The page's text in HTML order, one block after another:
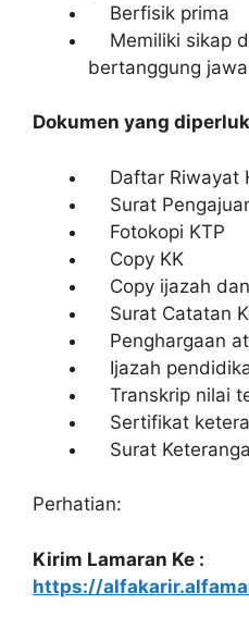
Berfisik prima
Memiliki sikap
bertanggung
Dokumen yang
Daftar Riwayat
Surat
Fotokopi KTP
Copy KK
Copy ijazah
Surat Catatan
Penghargaan
Ijazah
Transkrip nilai
Sertifikat
Surat
Perhatian:
Kirim Lamaran Ke :
https://